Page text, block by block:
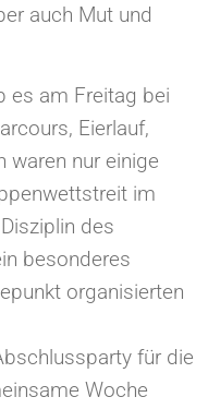
auch Mut und
es am Freitag bei
Eierlauf,
waren nur einige
im
des
besonderes
organisierten
für die
Woche